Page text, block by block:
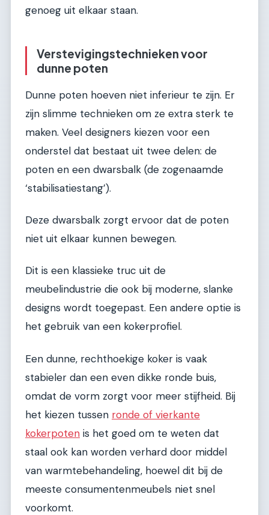
genoeg uit elkaar staan.
Verstevigingstechnieken voor
dunne poten
Dunne poten hoeven niet inferieur te zijn. Er
zijn slimme technieken om ze extra sterk te
maken. Veel designers kiezen voor een
onderstel dat bestaat uit twee delen: de
poten en een dwarsbalk (de zogenaamde
‘stabilisatiestang’).
Deze dwarsbalk zorgt ervoor dat de poten
niet uit elkaar kunnen bewegen.
Dit is een klassieke truc uit de
meubelindustrie die ook bij moderne, slanke
designs wordt toegepast. Een andere optie is
het gebruik van een kokerprofiel.
Een dunne, rechthoekige koker is vaak
stabieler dan een even dikke ronde buis,
omdat de vorm zorgt voor meer stijfheid. Bij
het kiezen tussen ronde of vierkante
kokerpoten is het goed om te weten dat
staal ook kan worden verhard door middel
van warmtebehandeling, hoewel dit bij de
meeste consumentenmeubels niet snel
voorkomt.